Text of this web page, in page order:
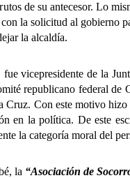
de su antecesor. Lo
la solicitud al gobierno
la alcaldía.
fue vicepresidente de la
republicano federal de
Cruz. Con este motivo
en la política. De este
la categoría moral del
la “Asociación de